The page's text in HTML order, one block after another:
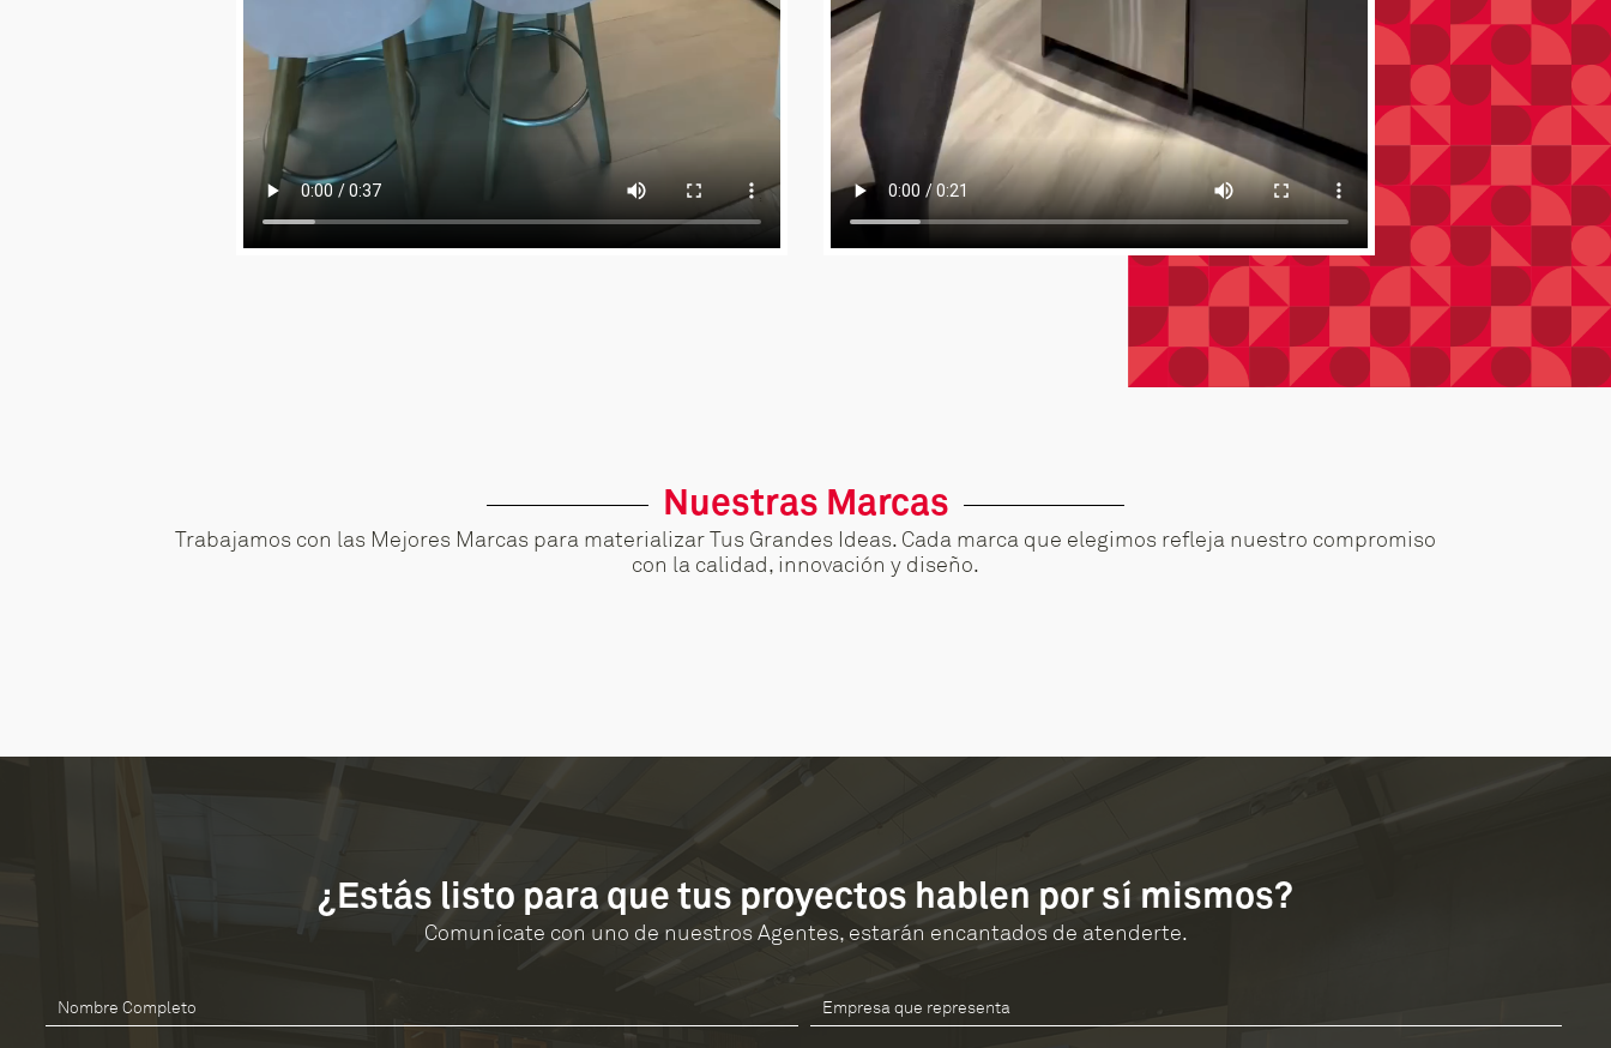
Nuestras Marcas
Trabajamos con las Mejores Marcas para materializar Tus Grandes Ideas. Cada marca que elegimos refleja nuestro compromiso
con la calidad, innovación y diseño.
¿Estás listo para que tus proyectos hablen por sí mismos?
Comunícate con uno de nuestros Agentes, estarán encantados de atenderte.